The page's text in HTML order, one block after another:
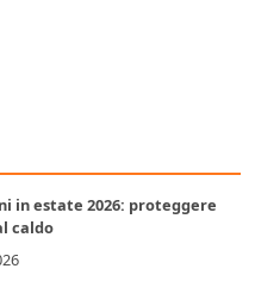
in estate 2026: proteggere
caldo